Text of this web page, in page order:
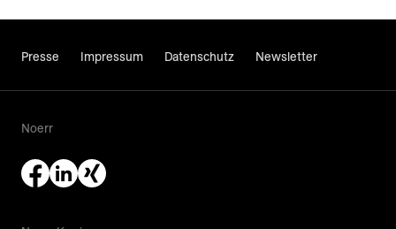
Presse Impressum Datenschutz Newsletter
Noerr